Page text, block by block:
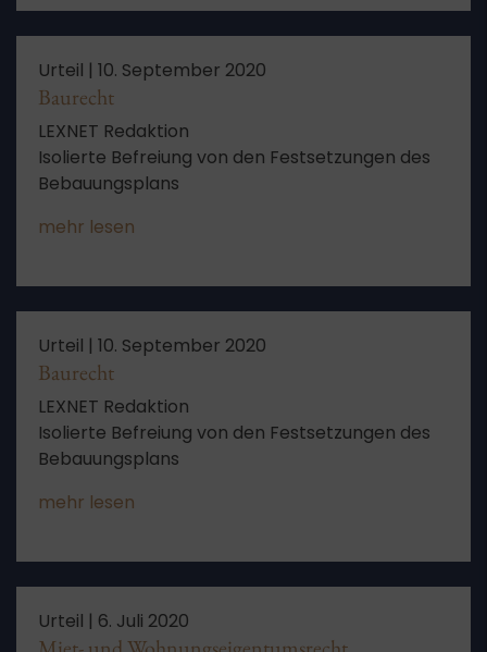
Urteil | 10. September 2020
Baurecht
LEXNET Redaktion
Isolierte Befreiung von den Festsetzungen des
Bebauungsplans
mehr lesen
Urteil | 10. September 2020
Baurecht
LEXNET Redaktion
Isolierte Befreiung von den Festsetzungen des
Bebauungsplans
mehr lesen
Urteil | 6. Juli 2020